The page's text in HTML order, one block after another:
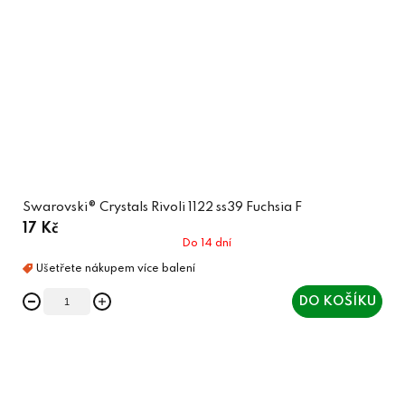
Swarovski® Crystals Rivoli 1122 ss39 Fuchsia F
17 Kč
Do 14 dní
DO KOŠÍKU